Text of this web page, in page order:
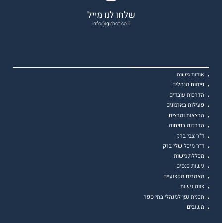
שלחו לנו מייל
info@gishot.co.il
אודות גישות
פיתוח מנהלים
הדרכות עובדים
פעילות בארגונים
הרצאות ומרצים
הדרכות בטיחות
ד"ר צבי ברק
ד״ר מיכל שלי ברק
מכללת גישות
גישות כנסים
מאמרים מקצועיים
צוות גישות
תכנית גפן למנהלי בתי ספר
משובים